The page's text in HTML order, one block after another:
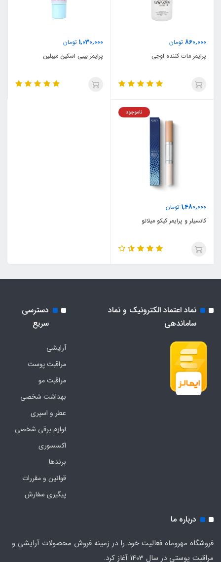
860,000 تومان
پرایمر مات کننده اوجی
1,030,000 تومان
پرایمر بیبی اسکین میبلین
1,480,000 تومان
ناموجود
کانسیلر و پرایمر کیکو میلانو
نماد اعتماد الکترونیک و نماد
ساماندهی
دسترسی
سریع
آرایشی
مراقبت پوست
مراقبت مو
بهداشت شخصی
عطر و اسپری
لوازم برقی شخصی
اکسسوری
برندها
قوانین و مقررات
پیگیری سفارش
درباره ما
فروشگاه مهروماه فعالیت خود را در زمینه فروش محصولات آرایشی و
مراقبت پوستی در سال 1403 آغاز کرد.